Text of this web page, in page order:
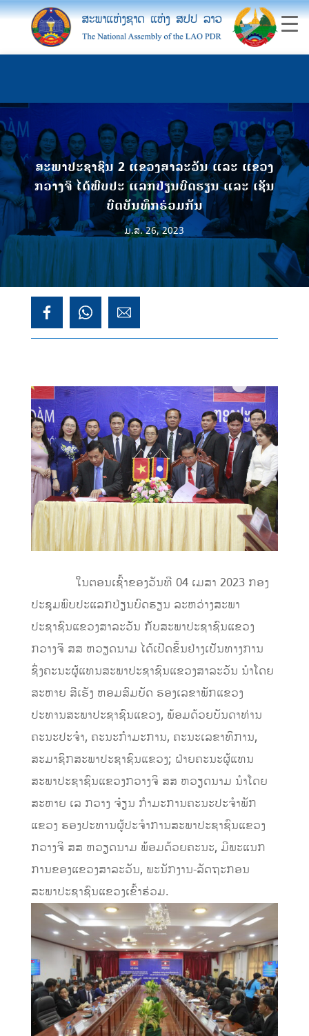
ສະພາປະຊາຊົນ 2 ແຂວງສາລະວັນ ແລະ ແຂວງ
ກວາງຈິ ໄດ້ພົບປະ ແລກປ່ຽນບົດຮຽນ ແລະ ເຊັນ
ບົດບັນທຶກຮ່ວມກັນ
ມ.ສ. 26, 2023
ໃນຕອນເຊົ້າຂອງວັນທີ 04 ເມສາ 2023 ກອງ
ປະຊຸມພົບປະແລກປ່ຽນບົດຮຽນ ລະຫວ່າງສະພາ
ປະຊາຊົນແຂວງສາລະວັນ ກັບສະພາປະຊາຊົນແຂວງ
ກວາງຈິ ສສ ຫວຽດນາມ ໄດ້ເປີດຂຶ້ນຢ່າງເປັນທາງການ
ຊຶ່ງຄະນະຜູ້ແທນສະພາປະຊາຊົນແຂວງສາລະວັນ ນໍາໂດຍ
ສະຫາຍ ສີເຮັງ ຫອມສົມບັດ ຮອງເລຂາພັກແຂວງ
ປະທານສະພາປະຊາຊົນແຂວງ, ພ້ອມດ້ວຍບັນດາທ່ານ
ຄະນະປະຈໍາ, ຄະນະກໍາມະການ, ຄະນະເລຂາທິການ,
ສະມາຊິກສະພາປະຊາຊົນແຂວງ; ຝ່າຍຄະນະຜູ້ແທນ
ສະພາປະຊາຊົນແຂວງກວາງຈິ ສສ ຫວຽດນາມ ນໍາໂດຍ
ສະຫາຍ ເລ ກວາງ ຈ໋ຽນ ກໍາມະການຄະນະປະຈໍາພັກ
ແຂວງ ຮອງປະທານຜູ້ປະຈໍາການສະພາປະຊາຊົນແຂວງ
ກວາງຈິ ສສ ຫວຽດນາມ ພ້ອມດ້ວຍຄະນະ, ມີພະແນກ
ການຂອງແຂວງສາລະວັນ, ພະນັກງານ-ລັດຖະກອນ
ສະພາປະຊາຊົນແຂວງເຂົ້າຮ່ວມ.